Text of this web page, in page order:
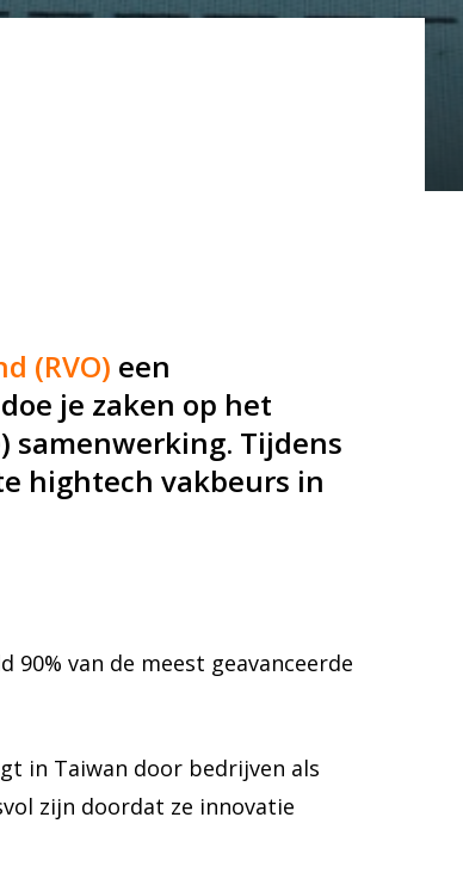
(RVO) een
je zaken op het
samenwerking. Tijdens
hightech vakbeurs in
van de meest geavanceerde
in Taiwan door bedrijven als
zijn doordat ze innovatie